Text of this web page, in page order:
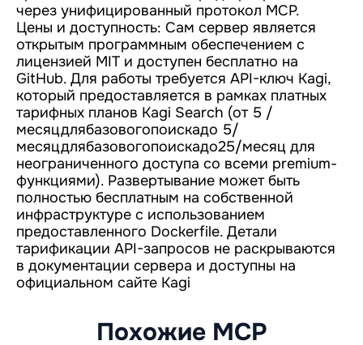
через унифицированный протокол MCP.
Цены и доступность: Сам сервер является
открытым программным обеспечением с
лицензией MIT и доступен бесплатно на
GitHub. Для работы требуется API-ключ Kagi,
который предоставляется в рамках платных
тарифных планов Kagi Search (от 5 /
месяцдлябазовогопоискадо 5/
месяцдлябазовогопоискадо25/месяц для
неограниченного доступа со всеми premium-
функциями). Развертывание может быть
полностью бесплатным на собственной
инфраструктуре с использованием
предоставленного Dockerfile. Детали
тарификации API-запросов не раскрываются
в документации сервера и доступны на
официальном сайте Kagi
Похожие MCP